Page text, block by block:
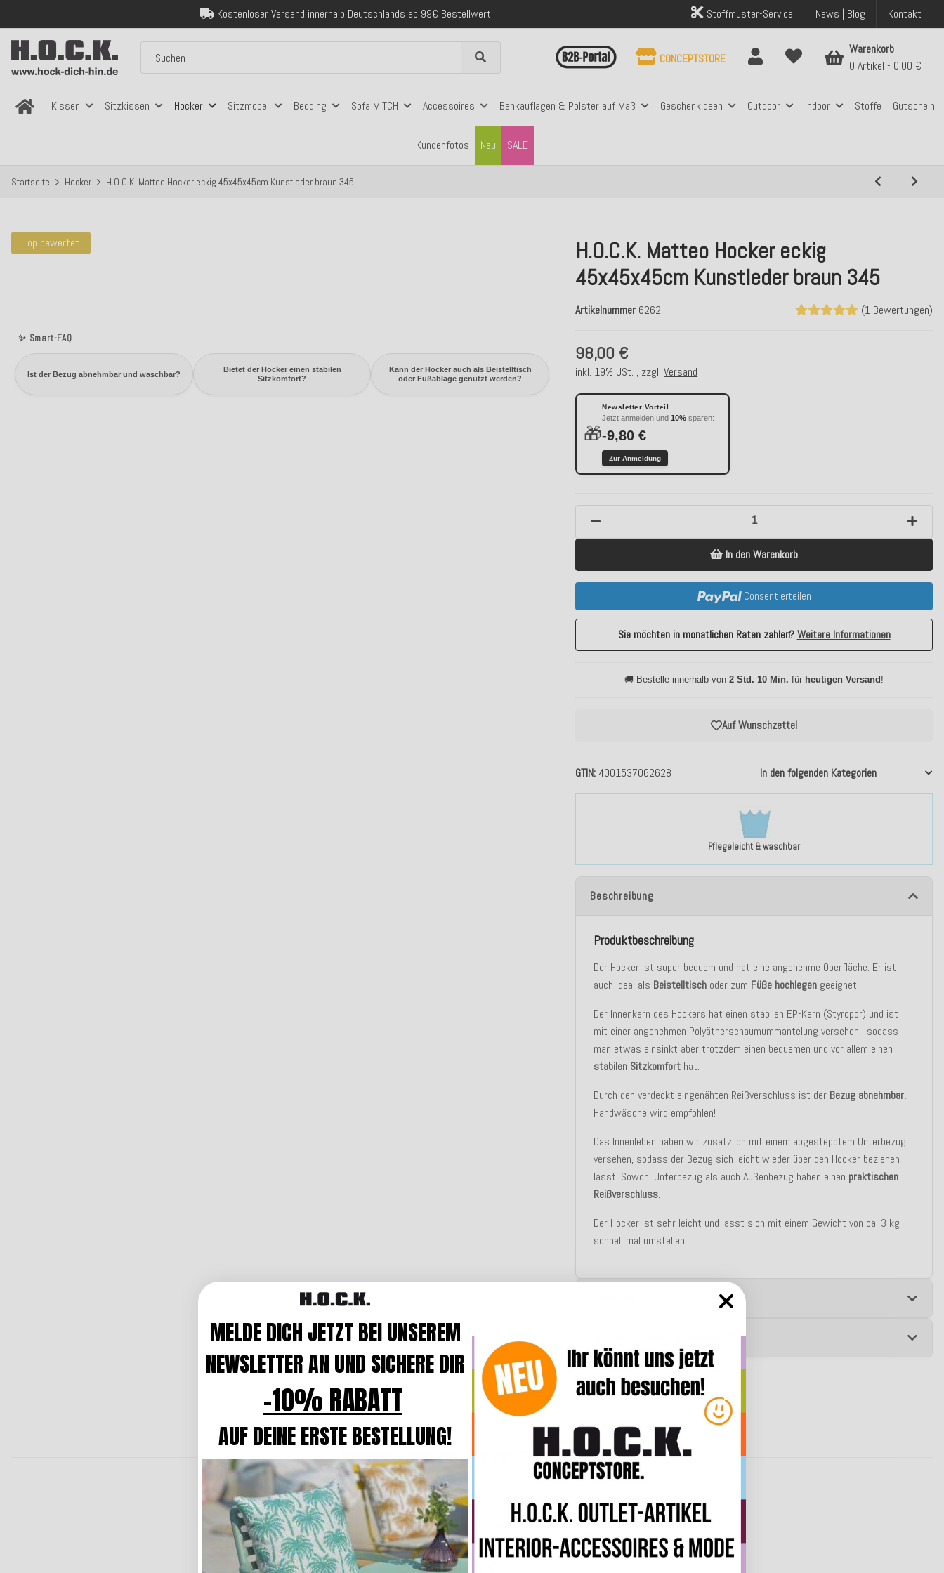
Über 120.000 erfolgreich versendete Bestellungen
Sicher bezahlen mit Klarna, PayPal & Amazon Pay
Kostenloser Versand innerhalb Deutschlands ab 99€ Bestellwert
Stoffmuster-Service News | Blog Kontakt
Kissen Sitzkissen Hocker Sitzmöbel Bedding Sofa MITCH Accessoires Bankauflagen & Polster auf Maß Geschenkideen Outdoor Indoor Stoffe Gutschein
Kundenfotos SALE
Neu
CONCEPTSTORE
Warenkorb
0 Artikel
0,00 €
Startseite Hocker H.O.C.K. Matteo Hocker eckig 45x45x45cm Kunstleder braun 345
Top bewertet
✨ Smart-FAQ
Ist der Bezug abnehmbar und waschbar?
Bietet der Hocker einen stabilen
Sitzkomfort?
Kann der Hocker auch als Beistelltisch
oder Fußablage genutzt werden?
H.O.C.K. Matteo Hocker eckig
45x45x45cm Kunstleder braun 345
(1 Bewertungen)
Artikelnummer 6262
Pflegeleicht & waschbar
GTIN 4001537062628 In den folgenden Kategorien
98,00 €
inkl. 19% USt. , zzgl.Versand
🎁
Newsletter Vorteil
Jetzt anmelden und10% sparen:
-9,80 €
Zur Anmeldung
Auf Wunschzettel
In den Warenkorb
Consent erteilen
Sie möchten in monatlichen Raten zahlen?Weitere Informationen
🚚 Bestelle innerhalb von2 Std. 10 Min. für heutigen Versand !
Beschreibung
Produktbeschreibung
Der Hocker ist super bequem und hat eine angenehme Oberfläche. Er ist
auch ideal als Beistelltisch oder zum Füße hochlegen geeignet.
Der Innenkern des Hockers hat einen stabilen EP-Kern (Styropor) und ist
mit einer angenehmen Polyätherschaumummantelung versehen, sodass
man etwas einsinkt aber trotzdem einen bequemen und vor allem einen
stabilen Sitzkomfort hat.
Durch den verdeckt eingenähten Reißverschluss ist der Bezug abnehmbar.
Handwäsche wird empfohlen!
Das Innenleben haben wir zusätzlich mit einem abgestepptem Unterbezug
versehen, sodass der Bezug sich leicht wieder über den Hocker beziehen
lässt. Sowohl Unterbezug als auch Außenbezug haben einen praktischen
Reißverschluss.
Der Hocker ist sehr leicht und lässt sich mit einem Gewicht von ca. 3 kg
schnell mal umstellen.
Weitere Produkte aus der Serie Matteo
H.O.C.K. Matteo Hocker eckig
45x45x45cm Kunstleder hellbraun taupe
036
98,00 €
MELDE DICH JETZT BEI UNSEREM
NEWSLETTER AN UND SICHERE DIR
-10% RABATT
AUF DEINE ERSTE BESTELLUNG!